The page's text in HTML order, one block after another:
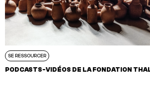
SE RESSOURCER
PODCASTS-VIDÉOS DE LA FONDATION